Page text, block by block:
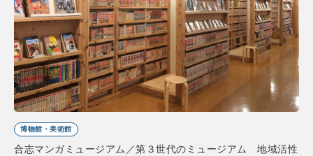
博物館・美術館
合志マンガミュージアム／第３世代のミュージアム 地域活性